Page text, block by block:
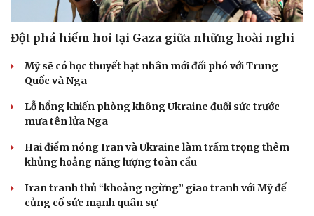
Đột phá hiếm hoi tại Gaza giữa những hoài nghi
Mỹ sẽ có học thuyết hạt nhân mới đối phó với Trung
Quốc và Nga
Lỗ hổng khiến phòng không Ukraine đuối sức trước
mưa tên lửa Nga
Hai điểm nóng Iran và Ukraine làm trầm trọng thêm
khủng hoảng năng lượng toàn cầu
Iran tranh thủ “khoảng ngừng” giao tranh với Mỹ để
củng cố sức mạnh quân sự